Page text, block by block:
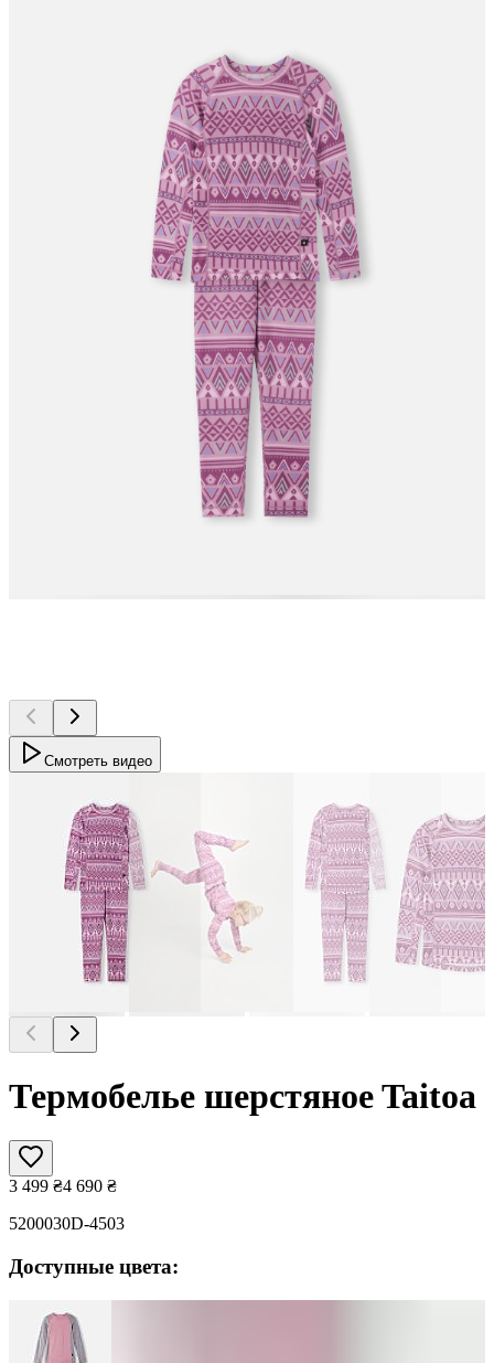
Смотреть видео
Термобелье шерстяноe Taitoa
3 499 ₴4 690 ₴
5200030D-4503
Доступные цвета: